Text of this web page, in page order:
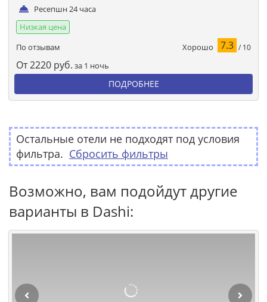
Ресепшн 24 часа
Низкая цена
По отзывам
Хорошо 7.3 / 10
От2220 руб. за 1 ночь
ПОДРОБНЕЕ
Остальные отели не подходят под условия
фильтра. Сбросить фильтры
Возможно, вам подойдут другие
варианты в Dashi: